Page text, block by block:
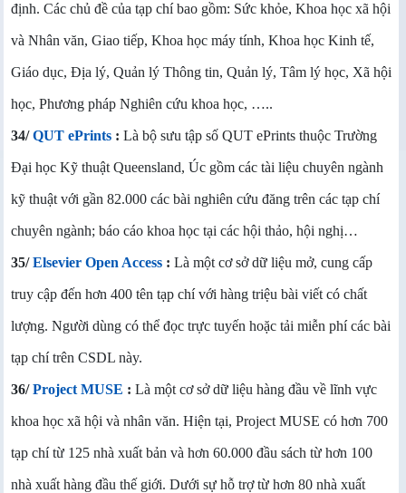
định. Các chủ đề của tạp chí bao gồm: Sức khỏe, Khoa học xã hội
và Nhân văn, Giao tiếp, Khoa học máy tính, Khoa học Kinh tế,
Giáo dục, Địa lý, Quản lý Thông tin, Quản lý, Tâm lý học, Xã hội
học, Phương pháp Nghiên cứu khoa học, …..
34/QUT ePrints : Là bộ sưu tập số QUT ePrints thuộc Trường
Đại học Kỹ thuật Queensland, Úc gồm các tài liệu chuyên ngành
kỹ thuật với gần 82.000 các bài nghiên cứu đăng trên các tạp chí
chuyên ngành; báo cáo khoa học tại các hội thảo, hội nghị…
35/Elsevier Open Access : Là một cơ sở dữ liệu mở, cung cấp
truy cập đến hơn 400 tên tạp chí với hàng triệu bài viết có chất
lượng. Người dùng có thể đọc trực tuyến hoặc tải miễn phí các bài
tạp chí trên CSDL này.
36/Project MUSE : Là một cơ sở dữ liệu hàng đầu về lĩnh vực
khoa học xã hội và nhân văn. Hiện tại, Project MUSE có hơn 700
tạp chí từ 125 nhà xuất bản và hơn 60.000 đầu sách từ hơn 100
nhà xuất hàng đầu thế giới. Dưới sự hỗ trợ từ hơn 80 nhà xuất